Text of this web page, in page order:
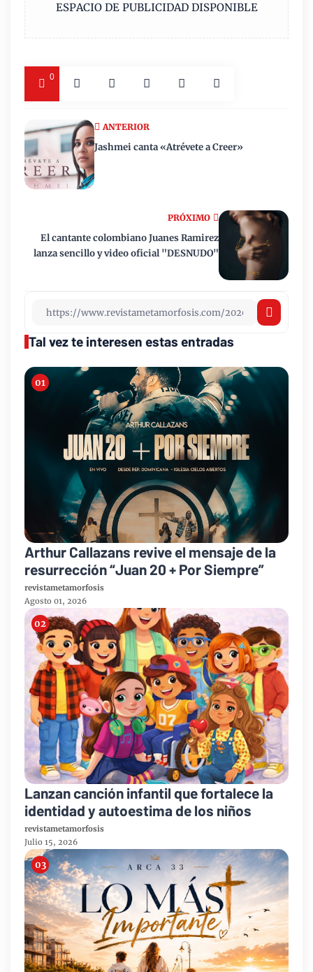
ESPACIO DE PUBLICIDAD DISPONIBLE
0
PRÓXIMO
El cantante colombiano Juanes Ramirez
lanza sencillo y video oficial "DESNUDO"
ANTERIOR
Jashmei canta «Atrévete a Creer»
Tal vez te interesen estas entradas
Arthur Callazans revive el mensaje de la
resurrección “Juan 20 + Por Siempre”
revistametamorfosis
Agosto 01, 2026
Lanzan canción infantil que fortalece la
identidad y autoestima de los niños
revistametamorfosis
Julio 15, 2026